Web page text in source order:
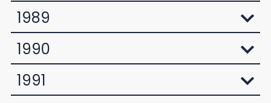
1989
1990
1991